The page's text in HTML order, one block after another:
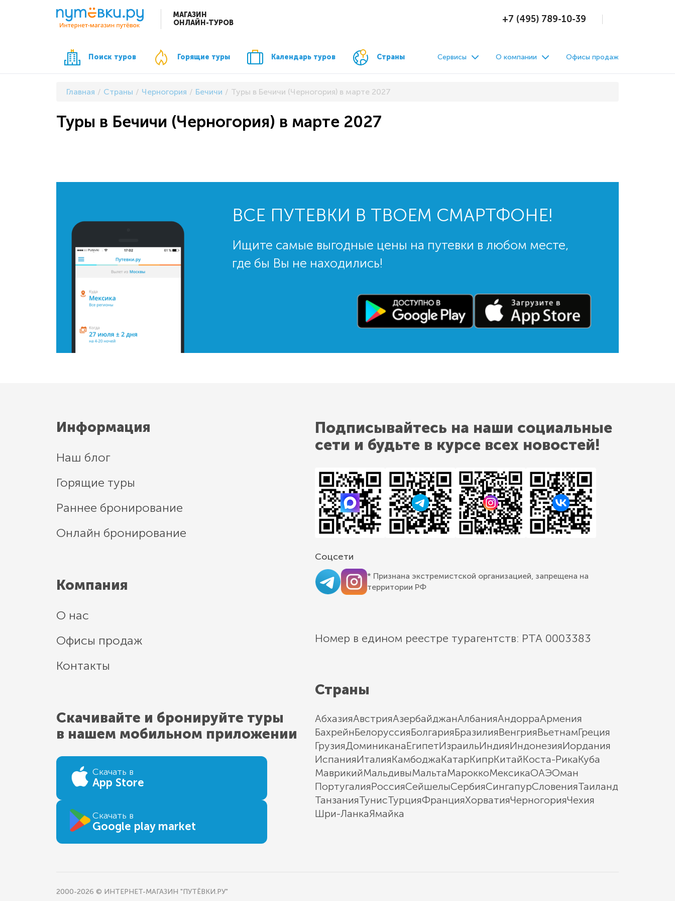
МАГАЗИН
ОНЛАЙН-ТУРОВ
+7 (495) 789-10-39
Поиск туров Горящие туры Календарь туров Страны Сервисы О компании Офисы продаж
Главная Страны Черногория Бечичи Туры в Бечичи (Черногория) в марте 2027
Туры в Бечичи (Черногория) в марте 2027
ВСЕ ПУТЕВКИ В ТВОЕМ СМАРТФОНЕ!
Ищите самые выгодные цены на путевки в любом месте,
где бы Вы не находились!
Информация
Наш блог
Горящие туры
Раннее бронирование
Онлайн бронирование
Компания
О нас
Офисы продаж
Контакты
Скачивайте и бронируйте туры
в нашем мобильном приложении
Скачать в
App Store
Скачать в
Google play market
Подписывайтесь на наши социальные
сети и будьте в курсе всех новостей!
Соцсети
* Признана экстремистской организацией, запрещена на
территории РФ
Номер в едином реестре турагентств: РТА 0003383
Страны
АбхазияАвстрияАзербайджанАлбанияАндорраАрмения
БахрейнБелоруссияБолгарияБразилияВенгрияВьетнамГреция
ГрузияДоминиканаЕгипетИзраильИндияИндонезияИордания
ИспанияИталияКамбоджаКатарКипрКитайКоста-РикаКуба
МаврикийМальдивыМальтаМароккоМексикаОАЭОман
ПортугалияРоссияСейшелыСербияСингапурСловенияТаиланд
ТанзанияТунисТурцияФранцияХорватияЧерногорияЧехия
Шри-ЛанкаЯмайка
2000-2026 © ИНТЕРНЕТ-МАГАЗИН "ПУТЁВКИ.РУ"